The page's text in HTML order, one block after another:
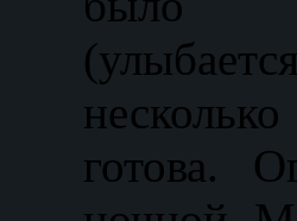
готова.